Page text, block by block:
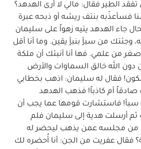
الطير فقال: مالي لا أرى الهدهد؟
فسأعذّبه بنتف ريشه أو ذبحه عبرة
جاء الهدهد يتيه زهواً على سليمان
وجئتك من سبأٍ بنبأٍ يقين. وما أنا أقل
من علمي. فها أنا أنبئك أن ملكة
الله خالق السماوات والأرض
فقال له سليمان: اذهب بخطابي
صادقاً أم كاذباً! فذهب الهدهد
سبأ! فاستشارت قومها عما يجب أن
ثم أرسلت هدية إلى سليمان فلم
من مجلسه عمن يذهب ليحضر له
عفريت من الجن: أنا أُحضره لك